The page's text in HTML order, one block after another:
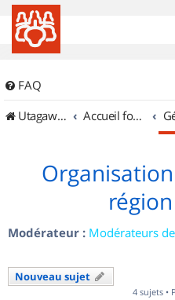
FAQ
UtagawaVTT (Randos VTT et VTTAE avec traces GPS)
Accueil forum
Modérateur : Modérateurs
Nouveau sujet
4 sujets •